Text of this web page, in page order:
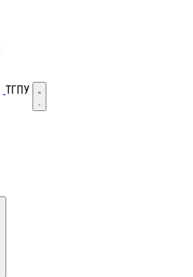
ТГПУ Открыть меню